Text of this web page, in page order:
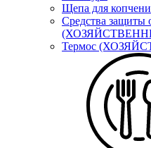
Щепа для
Средства защиты
Термос